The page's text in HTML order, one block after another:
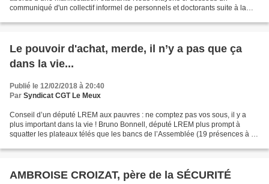
communiqué d'un collectif informel de personnels et doctorants suite à la
Le pouvoir d'achat, merde, il n’y a pas que ça
dans la vie...
Publié le 12/02/2018 à 20:40
Par Syndicat CGT Le Meux
Conseil d’un député LREM aux pauvres : ne comptez pas vos sous, il y a
plus important dans la vie ! Bruno Bonnell, député LREM plus prompt à
squatter les plateaux télés que les bancs de l’Assemblée (19 présences à la
AMBROISE CROIZAT, père de la SÉCURITÉ